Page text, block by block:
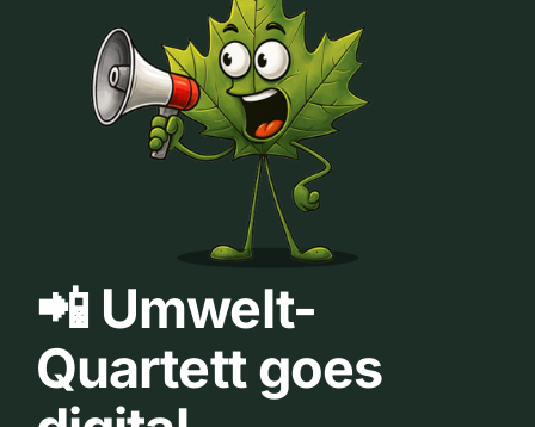
📲 Umwelt-
Quartett goes